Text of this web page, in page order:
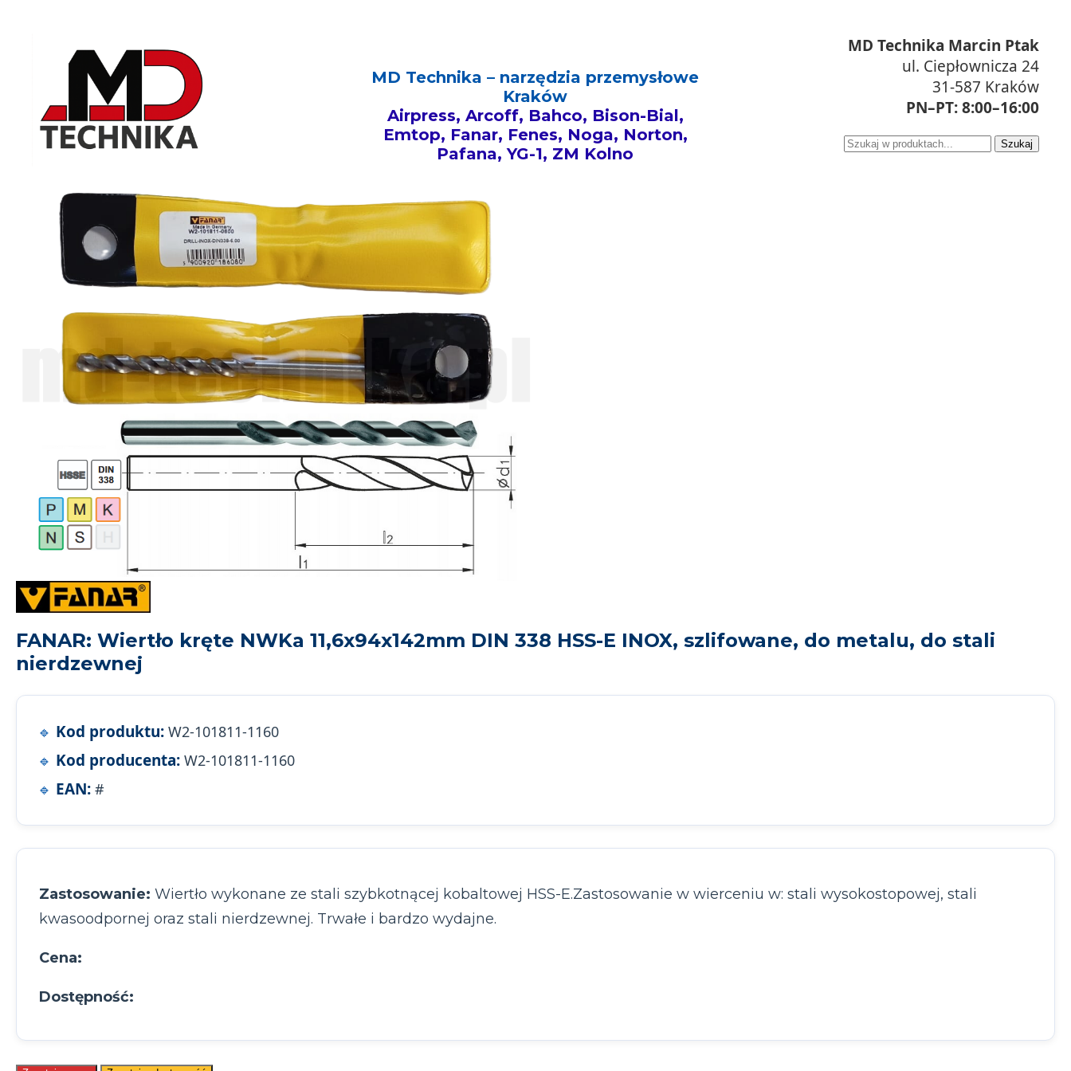
MD Technika – narzędzia przemysłowe
Kraków
Airpress, Arcoff, Bahco, Bison-Bial,
Emtop, Fanar, Fenes, Noga, Norton,
Pafana, YG-1, ZM Kolno
MD Technika Marcin Ptak
ul. Ciepłownicza 24
31-587 Kraków
PN–PT: 8:00–16:00
Szukaj
FANAR: Wiertło kręte NWKa 11,6x94x142mm DIN 338 HSS-E INOX, szlifowane, do metalu, do stali
nierdzewnej
Kod produktu: W2-101811-1160
Kod producenta: W2-101811-1160
EAN: #
Zastosowanie: Wiertło wykonane ze stali szybkotnącej kobaltowej HSS-E.Zastosowanie w wierceniu w: stali wysokostopowej, stali
kwasoodpornej oraz stali nierdzewnej. Trwałe i bardzo wydajne.
Cena:
Dostępność: